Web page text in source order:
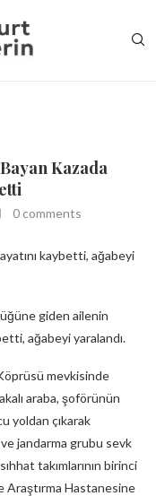
Kazada
0 comments
kaybetti, ağabeyi
giden ailenin
ağabeyi yaralandı.
mevkisinde
araba, şoförünün
yoldan çıkarak
jandarma grubu sevk
takımlarının birinci
Araştırma Hastanesine